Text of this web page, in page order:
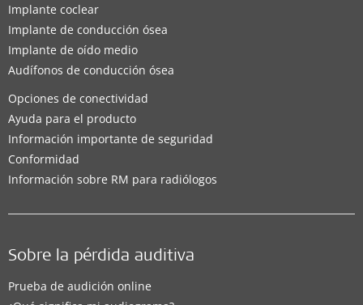
Implante coclear
Implante de conducción ósea
Implante de oído medio
Audífonos de conducción ósea
Opciones de conectividad
Ayuda para el producto
Información importante de seguridad
Conformidad
Información sobre RM para radiólogos
Sobre la pérdida auditiva
Prueba de audición online